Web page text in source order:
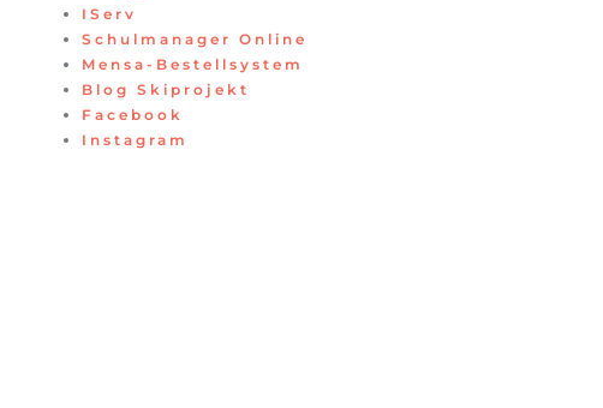
IServ
Schulmanager Online
Mensa-Bestellsystem
Blog Skiprojekt
Facebook
Instagram